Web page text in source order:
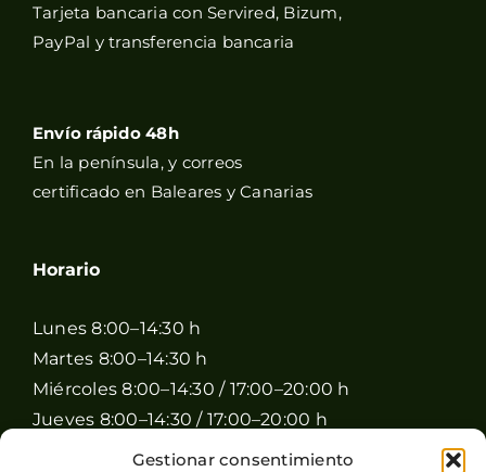
Gestionar consentimiento
Tarjeta bancaria con Servired, Bizum,
PayPal y transferencia bancaria
Envío rápido 48h
En la península, y correos
certificado en Baleares y Canarias
Horario
Lunes 8:00–14:30 h
Martes 8:00–14:30 h
Miércoles 8:00–14:30 / 17:00–20:00 h
Jueves 8:00–14:30 / 17:00–20:00 h
Viernes 8:00–14:30 / 17:00–20:00 h